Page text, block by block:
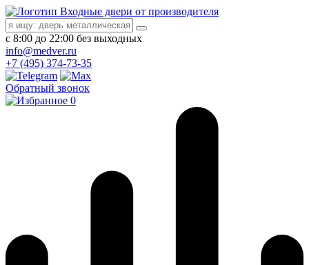
Входные двери от производителя
с 8:00 до 22:00 без выходных
info@medver.ru
+7 (495) 374-73-35
Обратный звонок
0